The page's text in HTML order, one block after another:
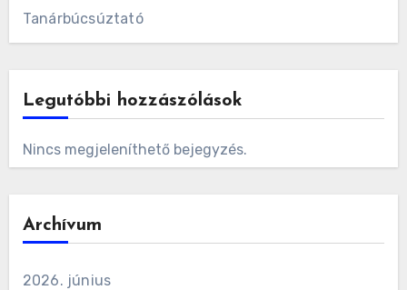
Tanárbúcsúztató
Legutóbbi hozzászólások
Nincs megjeleníthető bejegyzés.
Archívum
2026. június